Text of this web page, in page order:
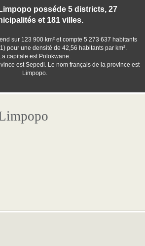
posséde 5 districts, 27
et 181 villes.
sur 123 900 km² et compte 5 273 637 habitants
pour une densité de 42,56 habitants par km².
La capitale est Polokwane.
est Sepedi. Le nom français de la province est
Limpopo.